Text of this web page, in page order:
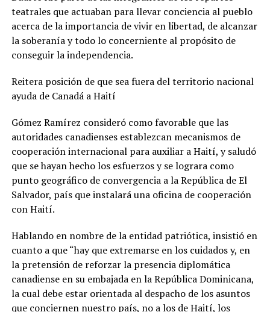
teatrales que actuaban para llevar conciencia al pueblo
acerca de la importancia de vivir en libertad, de alcanzar
la soberanía y todo lo concerniente al propósito de
conseguir la independencia.
Reitera posición de que sea fuera del territorio nacional
ayuda de Canadá a Haití
Gómez Ramírez consideró como favorable que las
autoridades canadienses establezcan mecanismos de
cooperación internacional para auxiliar a Haití, y saludó
que se hayan hecho los esfuerzos y se lograra como
punto geográfico de convergencia a la República de El
Salvador, país que instalará una oficina de cooperación
con Haití.
Hablando en nombre de la entidad patriótica, insistió en
cuanto a que “hay que extremarse en los cuidados y, en
la pretensión de reforzar la presencia diplomática
canadiense en su embajada en la República Dominicana,
la cual debe estar orientada al despacho de los asuntos
que conciernen nuestro país, no a los de Haití, los